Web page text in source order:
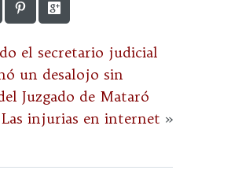
el secretario judicial
un desalojo sin
Juzgado de Mataró
Las injurias en internet »